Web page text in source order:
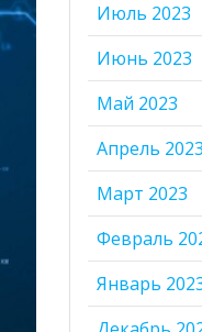
Июль 2023
Июнь 2023
Май 2023
Апрель 2023
Март 2023
Февраль
Январь